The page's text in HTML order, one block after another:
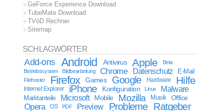
GeForce Experience Download
TubeMate Download
TVöD Rechner
Sitemap
SCHLAGWÖRTER
Add-ons Android Antivirus Apple
Beta
Betriebssystem
Bildbearbeitung Chrome Datenschutz E-Mail
Filehoster Firefox Games Google Hardware Hilfe
Internet Explorer iPhone Konfiguration Linux Malware
Marktanteile Microsoft Mobile Mozilla Musik Office
Opera OS PDF Preview Probleme Ratgeber